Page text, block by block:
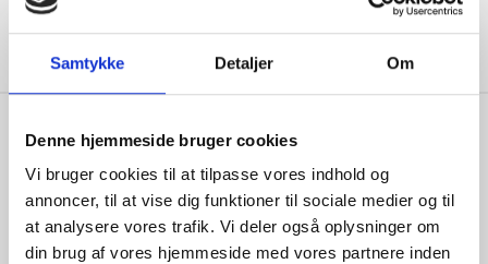
Samtykke Detaljer Om
Denne hjemmeside bruger cookies
Vi bruger cookies til at tilpasse vores indhold og
annoncer, til at vise dig funktioner til sociale medier og til
at analysere vores trafik. Vi deler også oplysninger om
din brug af vores hjemmeside med vores partnere inden
Aftal med salgsafd.
Indehaver